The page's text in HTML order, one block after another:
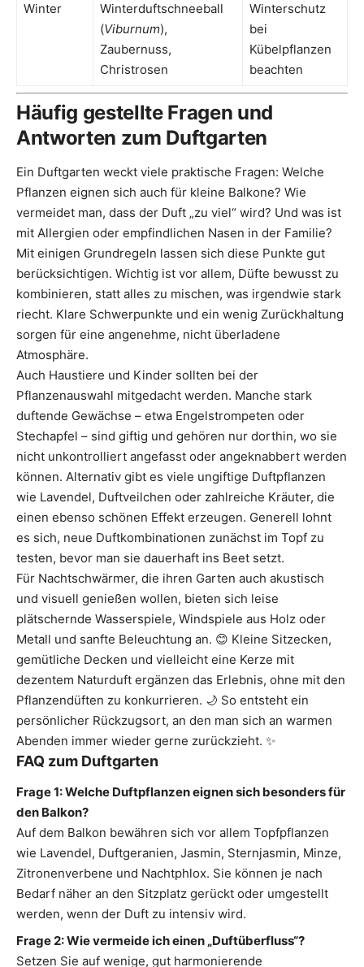
Winter
Winterduftschneeball
(Viburnum),
Zaubernuss,
Christrosen
Winterschutz
bei
Kübelpflanzen
beachten
Häufig gestellte Fragen und
Antworten zum Duftgarten
Ein Duftgarten weckt viele praktische Fragen: Welche
Pflanzen eignen sich auch für kleine Balkone? Wie
vermeidet man, dass der Duft „zu viel“ wird? Und was ist
mit Allergien oder empfindlichen Nasen in der Familie?
Mit einigen Grundregeln lassen sich diese Punkte gut
berücksichtigen. Wichtig ist vor allem, Düfte bewusst zu
kombinieren, statt alles zu mischen, was irgendwie stark
riecht. Klare Schwerpunkte und ein wenig Zurückhaltung
sorgen für eine angenehme, nicht überladene
Atmosphäre.
Auch Haustiere und Kinder sollten bei der
Pflanzenauswahl mitgedacht werden. Manche stark
duftende Gewächse – etwa Engelstrompeten oder
Stechapfel – sind giftig und gehören nur dorthin, wo sie
nicht unkontrolliert angefasst oder angeknabbert werden
können. Alternativ gibt es viele ungiftige Duftpflanzen
wie Lavendel, Duftveilchen oder zahlreiche Kräuter, die
einen ebenso schönen Effekt erzeugen. Generell lohnt
es sich, neue Duftkombinationen zunächst im Topf zu
testen, bevor man sie dauerhaft ins Beet setzt.
Für Nachtschwärmer, die ihren Garten auch akustisch
und visuell genießen wollen, bieten sich leise
plätschernde Wasserspiele, Windspiele aus Holz oder
Metall und sanfte Beleuchtung an. 😊 Kleine Sitzecken,
gemütliche Decken und vielleicht eine Kerze mit
dezentem Naturduft ergänzen das Erlebnis, ohne mit den
Pflanzendüften zu konkurrieren. 🌙 So entsteht ein
persönlicher Rückzugsort, an den man sich an warmen
Abenden immer wieder gerne zurückzieht. ✨
FAQ zum Duftgarten
Frage 1: Welche Duftpflanzen eignen sich besonders für
den Balkon?
Auf dem Balkon bewähren sich vor allem Topfpflanzen
wie Lavendel, Duftgeranien, Jasmin, Sternjasmin, Minze,
Zitronenverbene und Nachtphlox. Sie können je nach
Bedarf näher an den Sitzplatz gerückt oder umgestellt
werden, wenn der Duft zu intensiv wird.
Frage 2: Wie vermeide ich einen „Duftüberfluss“?
Setzen Sie auf wenige, gut harmonierende